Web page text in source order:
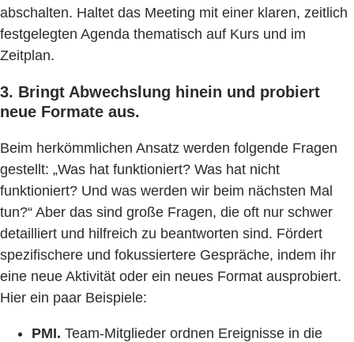
abschalten. Haltet das Meeting mit einer klaren, zeitlich
festgelegten Agenda thematisch auf Kurs und im
Zeitplan.
3. Bringt Abwechslung hinein und probiert
neue Formate aus.
Beim herkömmlichen Ansatz werden folgende Fragen
gestellt: „Was hat funktioniert? Was hat nicht
funktioniert? Und was werden wir beim nächsten Mal
tun?“ Aber das sind große Fragen, die oft nur schwer
detailliert und hilfreich zu beantworten sind. Fördert
spezifischere und fokussiertere Gespräche, indem ihr
eine neue Aktivität oder ein neues Format ausprobiert.
Hier ein paar Beispiele:
PMI. Team-Mitglieder ordnen Ereignisse in die